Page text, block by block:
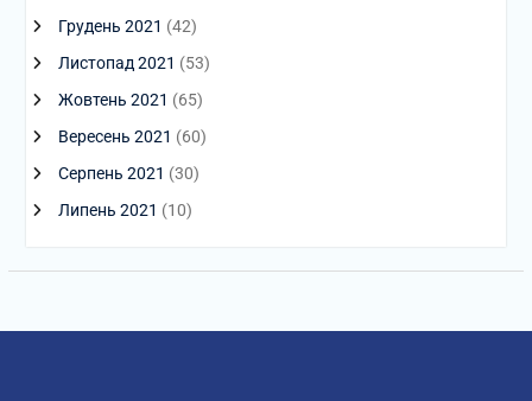
Грудень 2021 (42)
Листопад 2021 (53)
Жовтень 2021 (65)
Вересень 2021 (60)
Серпень 2021 (30)
Липень 2021 (10)